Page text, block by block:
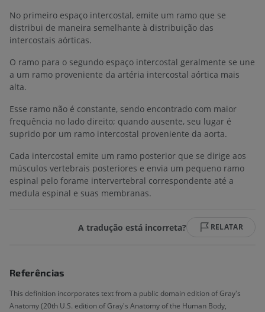
No primeiro espaço intercostal, emite um ramo que se
distribui de maneira semelhante à distribuição das
intercostais aórticas.
O ramo para o segundo espaço intercostal geralmente se une
a um ramo proveniente da artéria intercostal aórtica mais
alta.
Esse ramo não é constante, sendo encontrado com maior
frequência no lado direito; quando ausente, seu lugar é
suprido por um ramo intercostal proveniente da aorta.
Cada intercostal emite um ramo posterior que se dirige aos
músculos vertebrais posteriores e envia um pequeno ramo
espinal pelo forame intervertebral correspondente até a
medula espinal e suas membranas.
A tradução está incorreta? RELATAR
Referências
This definition incorporates text from a public domain edition of Gray's
Anatomy (20th U.S. edition of Gray's Anatomy of the Human Body,